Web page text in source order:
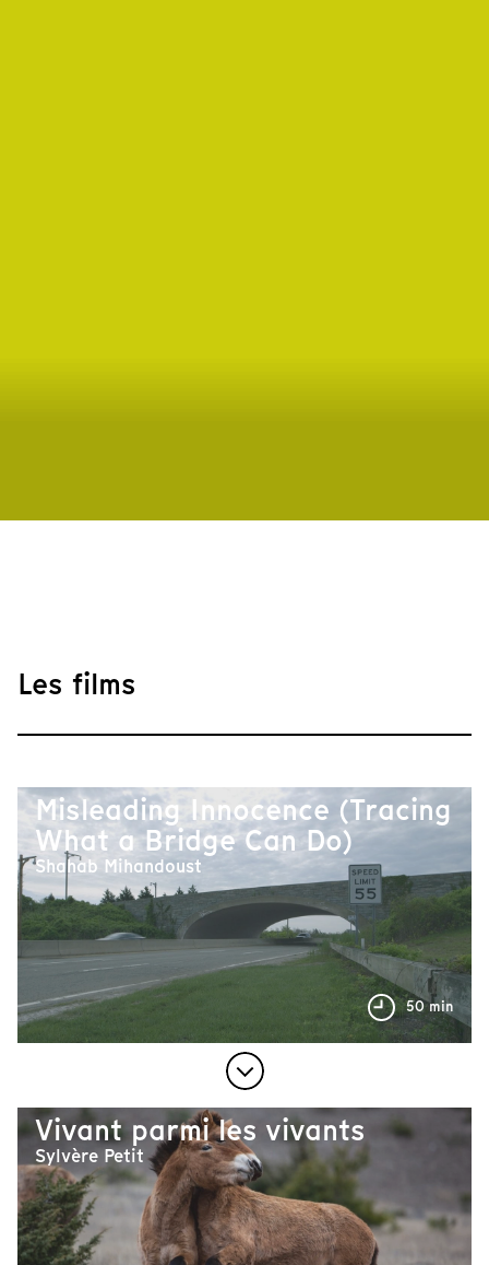
Les films
Misleading Innocence (Tracing
What a Bridge Can Do)
Shahab Mihandoust
50 min
Vivant parmi les vivants
Sylvère Petit